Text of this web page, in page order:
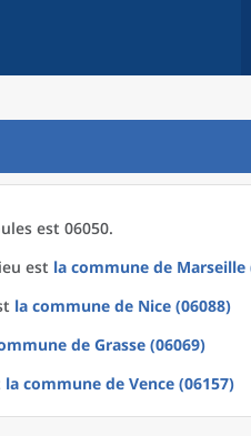
est 06050.
est la commune de Marseille
la commune de Nice (06088)
de Grasse (06069)
la commune de Vence (06157)